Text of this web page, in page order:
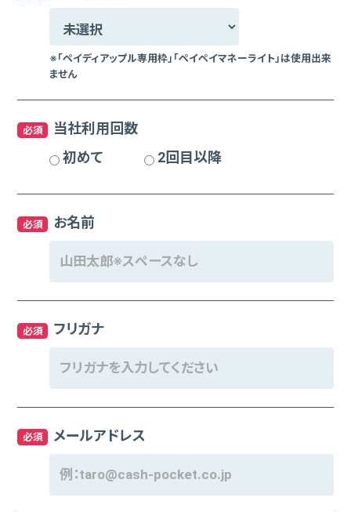
※「ペイディアップル専⽤枠」「ペイペイマネーライト」は使⽤出来
ません
必須
当社利用回数
初めて
2回目以降
必須 お名前
必須 フリガナ
必須 メールアドレス